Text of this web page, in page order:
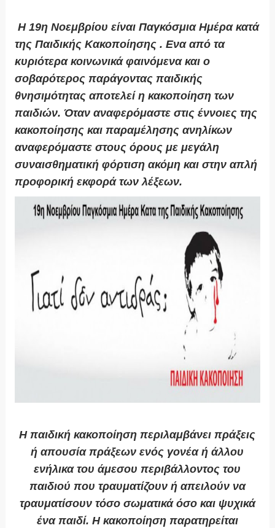
Η 19η Νοεμβρίου είναι Παγκόσμια Ημέρα κατά
της Παιδικής Κακοποίησης . Ενα από τα
κυριότερα κοινωνικά φαινόμενα και ο
σοβαρότερος παράγοντας παιδικής
θνησιμότητας αποτελεί η κακοποίηση των
παιδιών. Όταν αναφερόμαστε στις έννοιες της
κακοποίησης και παραμέλησης ανηλίκων
αναφερόμαστε στους όρους με μεγάλη
συναισθηματική φόρτιση ακόμη και στην απλή
προφορική εκφορά των λέξεων.
Η παιδική κακοποίηση περιλαμβάνει πράξεις
ή απουσία πράξεων ενός γονέα ή άλλου
ενήλικα του άμεσου περιβάλλοντος του
παιδιού που τραυματίζουν ή απειλούν να
τραυματίσουν τόσο σωματικά όσο και ψυχικά
ένα παιδί. Η κακοποίηση παρατηρείται